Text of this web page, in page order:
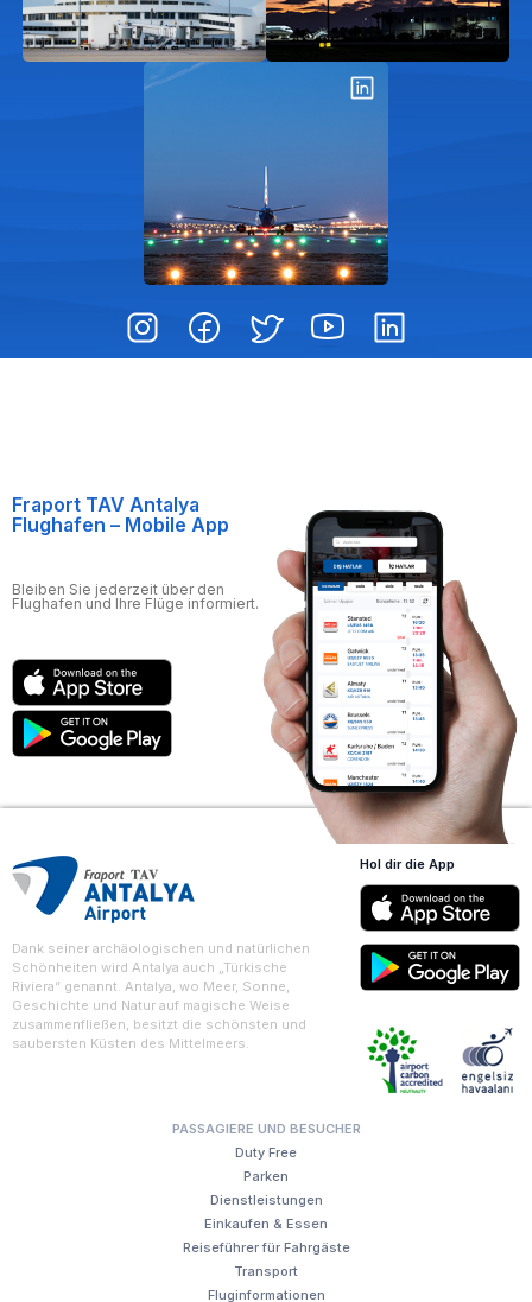
Fraport TAV Antalya
Flughafen – Mobile App
Bleiben Sie jederzeit über den
Flughafen und Ihre Flüge informiert.
Dank seiner archäologischen und natürlichen
Schönheiten wird Antalya auch „Türkische
Riviera“ genannt. Antalya, wo Meer, Sonne,
Geschichte und Natur auf magische Weise
zusammenfließen, besitzt die schönsten und
saubersten Küsten des Mittelmeers.
PASSAGIERE UND BESUCHER
Duty Free
Parken
Dienstleistungen
Einkaufen & Essen
Reiseführer für Fahrgäste
Transport
Fluginformationen
Hol dir die App